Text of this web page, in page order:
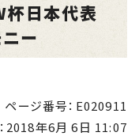
日本代表
ー
ページ番号：E020911
2018年6月 6日 11:07